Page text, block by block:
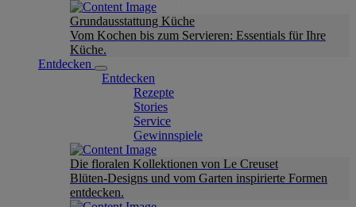
Grundausstattung Küche
Vom Kochen bis zum Servieren: Essentials für Ihre
Küche.
Entdecken
Entdecken
Rezepte
Stories
Service
Gewinnspiele
Die floralen Kollektionen von Le Creuset
Blüten-Designs und vom Garten inspirierte Formen
entdecken.